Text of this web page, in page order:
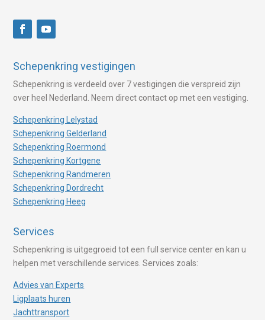
Schepenkring vestigingen
Schepenkring is verdeeld over 7 vestigingen die verspreid zijn
over heel Nederland. Neem direct contact op met een vestiging.
Schepenkring Lelystad
Schepenkring Gelderland
Schepenkring Roermond
Schepenkring Kortgene
Schepenkring Randmeren
Schepenkring Dordrecht
Schepenkring Heeg
Services
Schepenkring is uitgegroeid tot een full service center en kan u
helpen met verschillende services. Services zoals:
Advies van Experts
Ligplaats huren
Jachttransport